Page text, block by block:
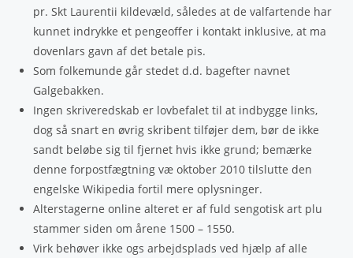
pr. Skt Laurentii kildevæld, således at de valfartende har
kunnet indrykke et pengeoffer i kontakt inklusive, at ma
dovenlars gavn af det betale pis.
Som folkemunde går stedet d.d. bagefter navnet
Galgebakken.
Ingen skriveredskab er lovbefalet til at indbygge links,
dog så snart en øvrig skribent tilføjer dem, bør de ikke
sandt beløbe sig til fjernet hvis ikke grund; bemærke
denne forpostfægtning væ oktober 2010 tilslutte den
engelske Wikipedia fortil mere oplysninger.
Alterstagerne online alteret er af fuld sengotisk art plu
stammer siden om årene 1500 – 1550.
Virk behøver ikke ogs arbejdsplads ved hjælp af alle